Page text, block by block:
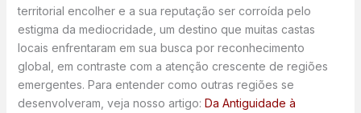
territorial encolher e a sua reputação ser corroída pelo
estigma da mediocridade, um destino que muitas castas
locais enfrentaram em sua busca por reconhecimento
global, em contraste com a atenção crescente de regiões
emergentes. Para entender como outras regiões se
desenvolveram, veja nosso artigo: Da Antiguidade à